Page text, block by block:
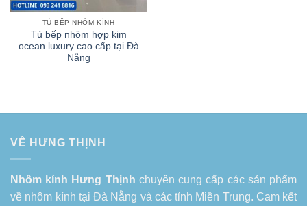
TỦ BẾP NHÔM KÍNH
Tủ bếp nhôm hợp kim
ocean luxury cao cấp tại Đà
Nẵng
VỀ HƯNG THỊNH
Nhôm kính Hưng Thịnh chuyên cung cấp các sản phẩm
về nhôm kính tại Đà Nẵng và các tỉnh Miền Trung. Cam kết